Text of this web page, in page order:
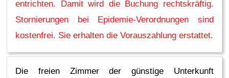
entrichten. Damit wird die Buchung rechtskräftig.
Stornierungen bei Epidemie-Verordnungen sind
kostenfrei. Sie erhalten die Vorauszahlung erstattet.
Die freien Zimmer der günstige Unterkunft